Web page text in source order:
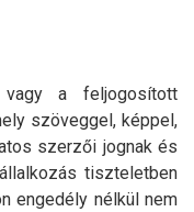
vagy a feljogosított
szöveggel, képpel,
szerzői jognak és
tiszteletben
engedély nélkül nem